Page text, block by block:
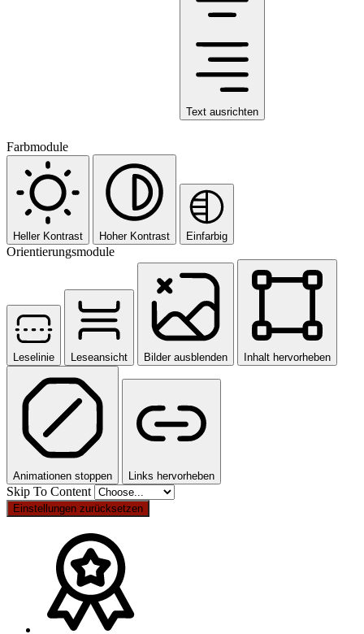
Text ausrichten
Farbmodule
Heller Kontrast Hoher Kontrast Einfarbig
Orientierungsmodule
Leselinie Leseansicht Bilder ausblenden Inhalt hervorheben
Animationen stoppen Links hervorheben
Skip To Content
Einstellungen zurücksetzen